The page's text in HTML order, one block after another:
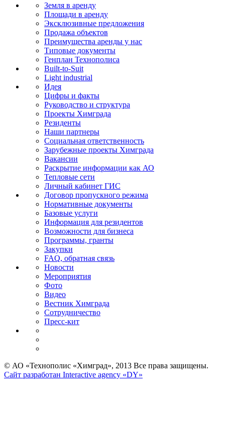
Земля в аренду
Площади в аренду
Эксклюзивные предложения
Продажа объектов
Преимущества аренды у нас
Типовые документы
Генплан Технополиса
Built-to-Suit
Light industrial
Идея
Цифры и факты
Руководство и структура
Проекты Химграда
Резиденты
Наши партнеры
Социальная ответственность
Зарубежные проекты Химграда
Вакансии
Раскрытие информации как АО
Тепловые сети
Личный кабинет ГИС
Договор пропускного режима
Нормативные документы
Базовые услуги
Информация для резидентов
Возможности для бизнеса
Программы, гранты
Закупки
FAQ, обратная связь
Новости
Мероприятия
Фото
Видео
Вестник Химграда
Сотрудничество
Пресс-кит
© АО «Технополис «Химград», 2013 Все права защищены.
Сайт разработан Interactive agency «DY»